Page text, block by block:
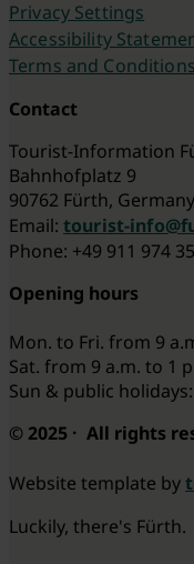
Privacy Settings
Accessibility
Terms and Conditions
Contact
Tourist-Information
Bahnhofplatz 9
90762 Fürth, Germany
Email: tourist-
Phone: +49 911 974
Opening hours
Mon. to Fri. from 9
Sat. from 9 a.m. to 1
Sun & public
© 2025 · All rights
Website template by
Luckily, there's Fürth.